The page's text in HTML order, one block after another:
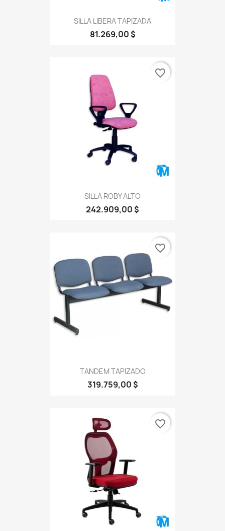
SILLA LIBERA TAPIZADA
81.269,00 $
SILLA ROBY ALTO
242.909,00 $
favorite_border
TANDEM TAPIZADO
319.759,00 $
favorite_border
favorite_border